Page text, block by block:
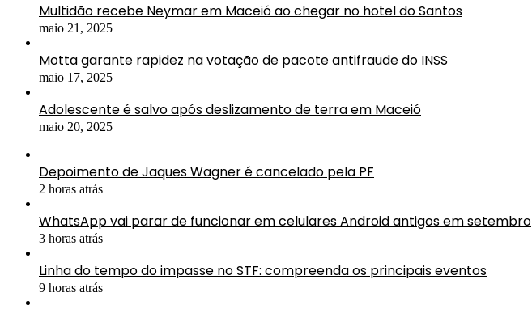
Multidão recebe Neymar em Maceió ao chegar no hotel do Santos
maio 21, 2025
Motta garante rapidez na votação de pacote antifraude do INSS
maio 17, 2025
Adolescente é salvo após deslizamento de terra em Maceió
maio 20, 2025
Depoimento de Jaques Wagner é cancelado pela PF
2 horas atrás
WhatsApp vai parar de funcionar em celulares Android antigos em setembro
3 horas atrás
Linha do tempo do impasse no STF: compreenda os principais eventos
9 horas atrás